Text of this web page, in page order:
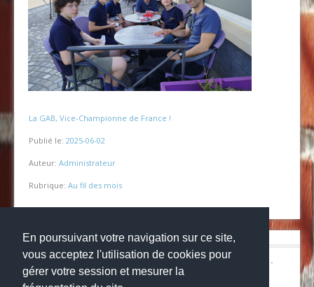
En poursuivant votre navigation sur ce site,
vous acceptez l'utilisation de cookies pour
gérer votre session et mesurer la
La GAB, Vice-Championne de France !
Publié le: 2025-06-02
Auteur: Administrateur
Rubrique: Au fil des mois
© Copyright 2024 Collège la grange aux belles- Mentions légales
-
Websco